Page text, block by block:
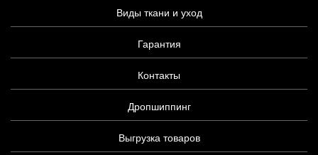
Виды ткани и уход
Гарантия
Контакты
Дропшиппинг
Выгрузка товаров